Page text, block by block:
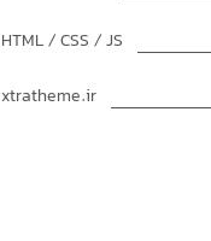
HTML / CSS / JS
xtratheme.ir